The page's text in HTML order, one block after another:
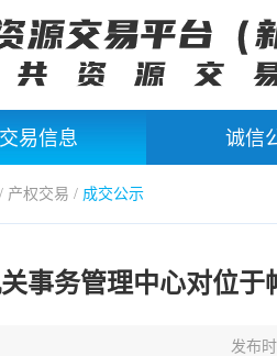
交易信息 诚信
/ 产权交易 / 成交公示
事务管理中心对位
发布